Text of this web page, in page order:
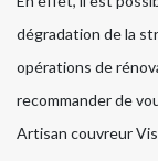
dégradation de la
opérations de
recommander de
Artisan couvreur